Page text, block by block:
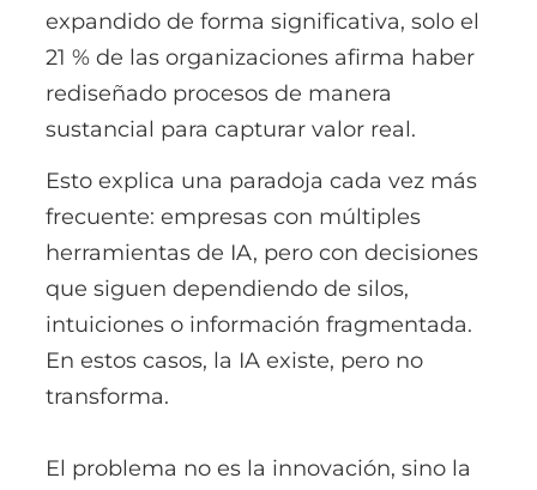
expandido de forma significativa, solo el
21 % de las organizaciones afirma haber
rediseñado procesos de manera
sustancial para capturar valor real.
Esto explica una paradoja cada vez más
frecuente: empresas con múltiples
herramientas de IA, pero con decisiones
que siguen dependiendo de silos,
intuiciones o información fragmentada.
En estos casos, la IA existe, pero no
transforma.
El problema no es la innovación, sino la